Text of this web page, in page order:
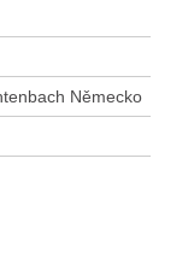
Německo